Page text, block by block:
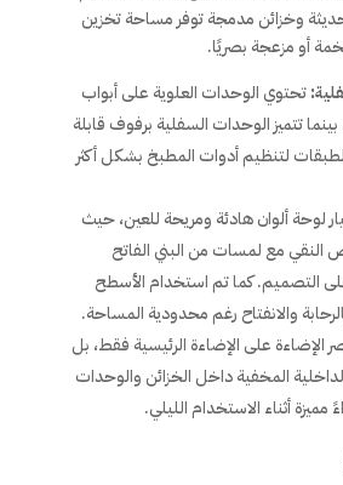
وخزائن مدمجة توفر مساحة تخزين
أو مزعجة بصريًا.
تحتوي الوحدات العلوية على أبواب
بينما تتميز الوحدات السفلية برفوف قابلة
لتنظيم أدوات المطبخ بشكل أكثر
لوحة ألوان هادئة ومريحة للعين، حيث
النقي مع لمسات من البني الفاتح
التصميم. كما تم استخدام الأسطح
والانفتاح رغم محدودية المساحة.
الإضاءة على الإضاءة الرئيسية فقط، بل
المخفية داخل الخزائن والوحدات
مميزة أثناء الاستخدام الليلي.